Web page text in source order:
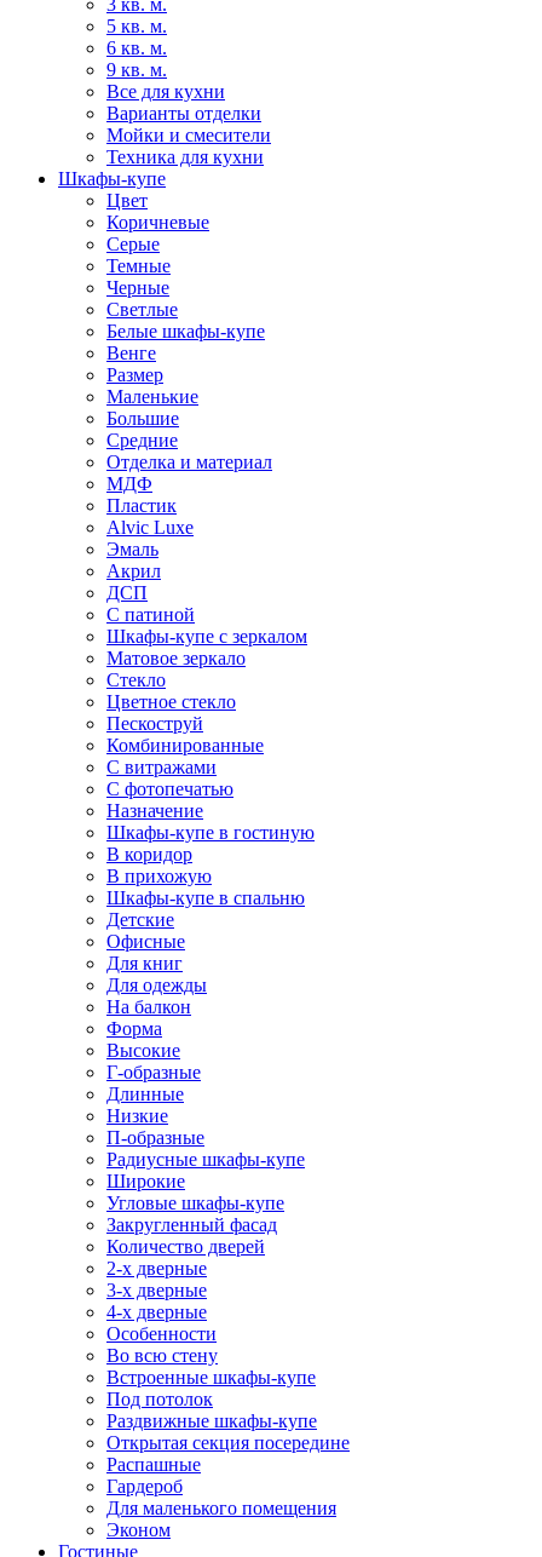
3 кв. м.
5 кв. м.
6 кв. м.
9 кв. м.
Все для кухни
Варианты отделки
Мойки и смесители
Техника для кухни
Шкафы-купе
Цвет
Коричневые
Серые
Темные
Черные
Светлые
Белые шкафы-купе
Венге
Размер
Маленькие
Большие
Средние
Отделка и материал
МДФ
Пластик
Alvic Luxe
Эмаль
Акрил
ДСП
С патиной
Шкафы-купе с зеркалом
Матовое зеркало
Стекло
Цветное стекло
Пескоструй
Комбинированные
С витражами
С фотопечатью
Назначение
Шкафы-купе в гостиную
В коридор
В прихожую
Шкафы-купе в спальню
Детские
Офисные
Для книг
Для одежды
На балкон
Форма
Высокие
Г-образные
Длинные
Низкие
П-образные
Радиусные шкафы-купе
Широкие
Угловые шкафы-купе
Закругленный фасад
Количество дверей
2-х дверные
3-х дверные
4-х дверные
Особенности
Во всю стену
Встроенные шкафы-купе
Под потолок
Раздвижные шкафы-купе
Открытая секция посередине
Распашные
Гардероб
Для маленького помещения
Эконом
Гостиные